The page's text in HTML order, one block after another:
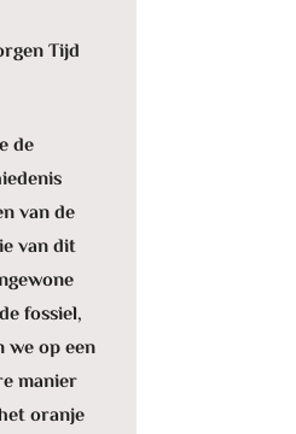
Tijd
de
van de
van dit
fossiel,
we op een
manier
oranje